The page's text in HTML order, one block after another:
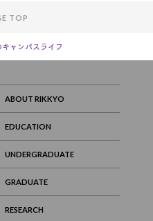
TOP
ャンパスライフ